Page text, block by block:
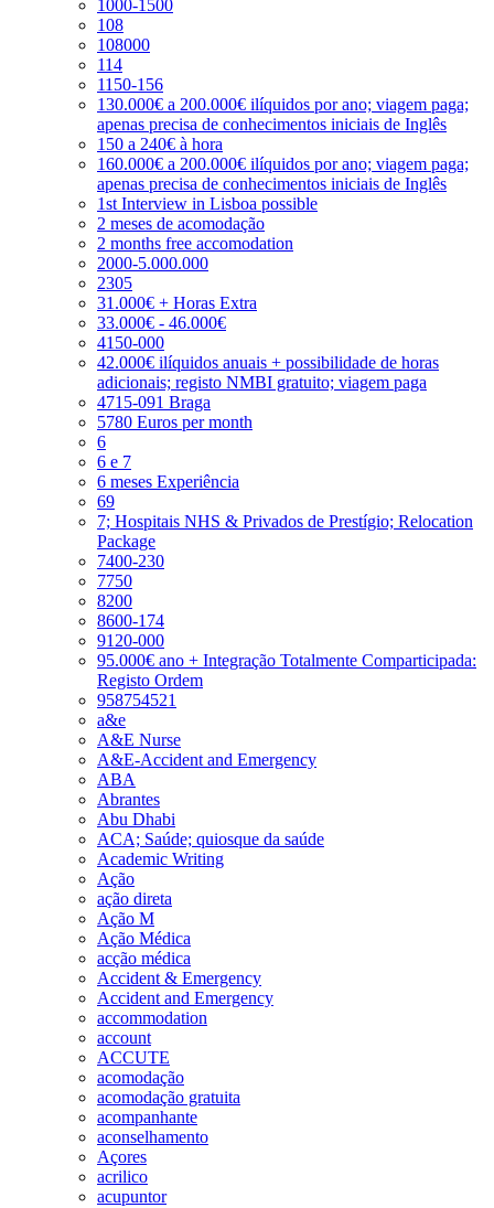
1000-1500
108
108000
114
1150-156
130.000€ a 200.000€ ilíquidos por ano; viagem paga;
apenas precisa de conhecimentos iniciais de Inglês
150 a 240€ à hora
160.000€ a 200.000€ ilíquidos por ano; viagem paga;
apenas precisa de conhecimentos iniciais de Inglês
1st Interview in Lisboa possible
2 meses de acomodação
2 months free accomodation
2000-5.000.000
2305
31.000€ + Horas Extra
33.000€ - 46.000€
4150-000
42.000€ ilíquidos anuais + possibilidade de horas
adicionais; registo NMBI gratuito; viagem paga
4715-091 Braga
5780 Euros per month
6
6 e 7
6 meses Experiência
69
7; Hospitais NHS & Privados de Prestígio; Relocation
Package
7400-230
7750
8200
8600-174
9120-000
95.000€ ano + Integração Totalmente Comparticipada:
Registo Ordem
958754521
a&e
A&E Nurse
A&E-Accident and Emergency
ABA
Abrantes
Abu Dhabi
ACA; Saúde; quiosque da saúde
Academic Writing
Ação
ação direta
Ação M
Ação Médica
acção médica
Accident & Emergency
Accident and Emergency
accommodation
account
ACCUTE
acomodação
acomodação gratuita
acompanhante
aconselhamento
Açores
acrilico
acupuntor